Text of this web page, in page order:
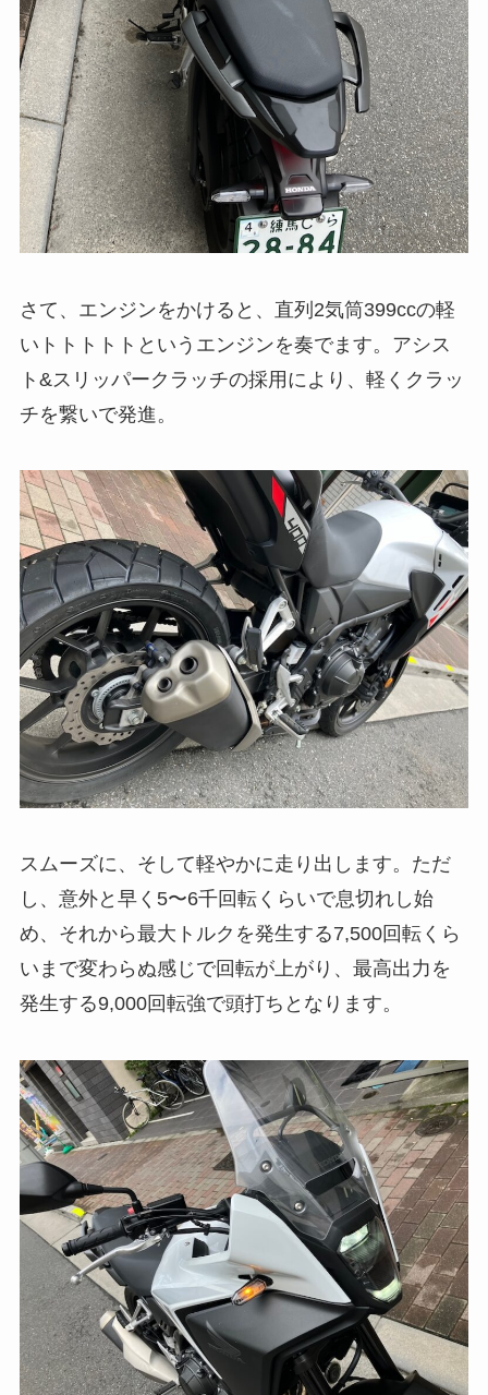
さて、エンジンをかけると、直列2気筒399ccの軽
いトトトトトというエンジンを奏でます。アシス
ト&スリッパークラッチの採用により、軽くクラッ
チを繋いで発進。
スムーズに、そして軽やかに走り出します。ただ
し、意外と早く5〜6千回転くらいで息切れし始
め、それから最大トルクを発生する7,500回転くら
いまで変わらぬ感じで回転が上がり、最高出力を
発生する9,000回転強で頭打ちとなります。